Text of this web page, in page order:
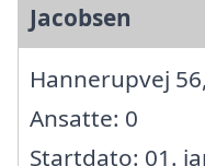
Jacobsen
Hannerupvej
Ansatte: 0
Startdato: 01.